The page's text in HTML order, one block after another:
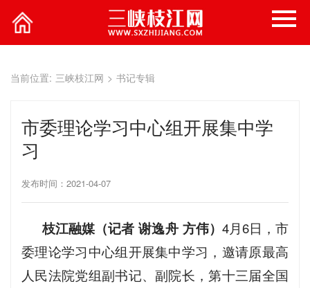
当前位置: 三峡枝江网 > 书记专辑
市委理论学习中心组开展集中学
习
发布时间：2021-04-07
枝江融媒（记者 谢逸舟 方伟） 4月6日，市
委理论学习中心组开展集中学习，邀请原最高
人民法院党组副书记、副院长，第十三届全国